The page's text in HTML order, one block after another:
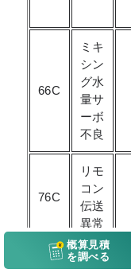
66C
ミキ
シン
グ水
量サ
ーボ
不良
76C
リモ
コン
伝送
異常
ケー
概算見積
を調べる